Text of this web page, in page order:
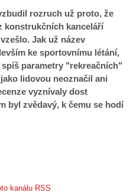
rozruch už proto, že
konstrukčních kanceláří
Jak už název
ke sportovnímu létání,
parametry "rekreačních"
lidovou neoznačil ani
vyznívaly dost
byl zvědavý, k čemu se hodí
kanálu RSS